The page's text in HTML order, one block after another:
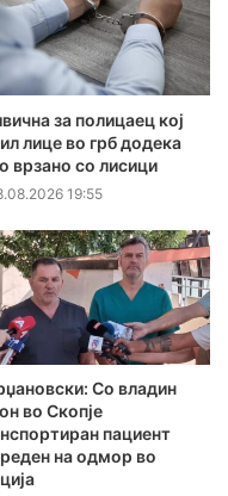
за полицаец кој
лице во грб додека
врзано со лисици
19:55
Со владин
во Скопје
пациент
на одмор во